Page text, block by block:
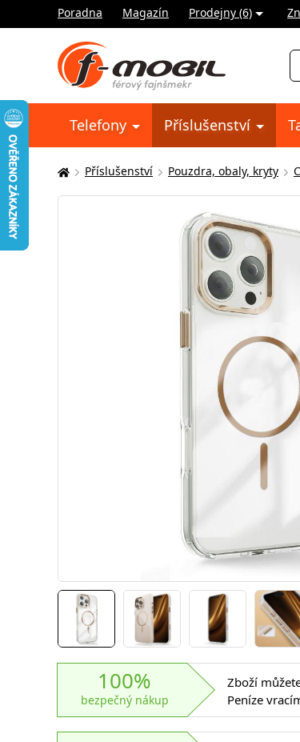
Poradna Magazín Prodejny (6)
Telefony Příslušenství
Zde
se
Příslušenství Pouzdra, obaly, kryty
100%
bezpečný nákup
Zboží
Peníze